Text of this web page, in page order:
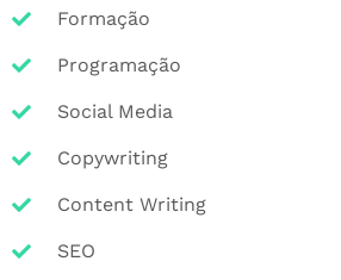
Formação
Programação
Social Media
Copywriting
Content Writing
SEO